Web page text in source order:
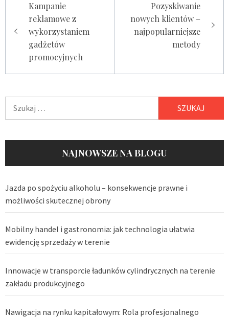
wpisuKampanie
reklamowe z
wykorzystaniem
gadżetów
promocyjnych
Pozyskiwanie
nowych klientów –
najpopularniejsze
metody
NAJNOWSZE NA BLOGU
Jazda po spożyciu alkoholu – konsekwencje prawne i
możliwości skutecznej obrony
Mobilny handel i gastronomia: jak technologia ułatwia
ewidencję sprzedaży w terenie
Innowacje w transporcie ładunków cylindrycznych na terenie
zakładu produkcyjnego
Nawigacja na rynku kapitałowym: Rola profesjonalnego